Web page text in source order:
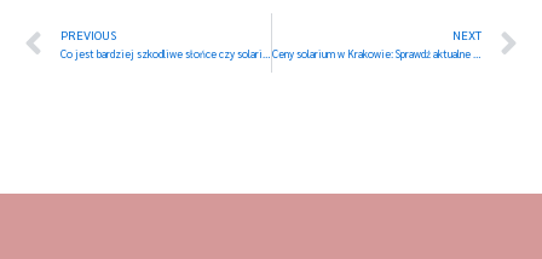
Prev
PREVIOUS NEXT